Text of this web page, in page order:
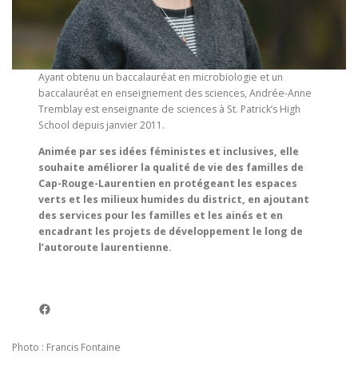
Ayant obtenu un baccalauréat en microbiologie et un
baccalauréat en enseignement des sciences, Andrée-Anne
Tremblay est enseignante de sciences à St. Patrick’s High
School depuis janvier 2011.
Animée par ses idées féministes et inclusives, elle
souhaite améliorer la qualité de vie des familles de
Cap-Rouge-Laurentien en protégeant les espaces
verts et les milieux humides du district, en ajoutant
des services pour les familles et les ainés et en
encadrant les projets de développement le long de
l’autoroute laurentienne.
Facebook
Photo : Francis Fontaine